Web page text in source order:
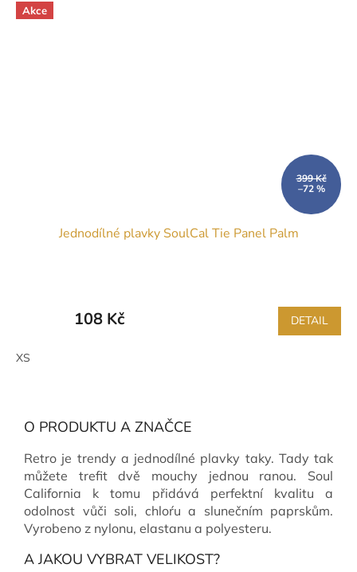
Akce
399 Kč
–72 %
Jednodílné plavky SoulCal Tie Panel Palm
108 Kč DETAIL
XS
O PRODUKTU A ZNAČCE
Retro je trendy a jednodílné plavky taky. Tady tak
můžete trefit dvě mouchy jednou ranou. Soul
California k tomu přidává perfektní kvalitu a
odolnost vůči soli, chloŕu a slunečním paprskům.
Vyrobeno z nylonu, elastanu a polyesteru.
A JAKOU VYBRAT VELIKOST?